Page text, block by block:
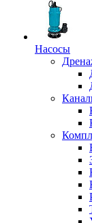
Насосы